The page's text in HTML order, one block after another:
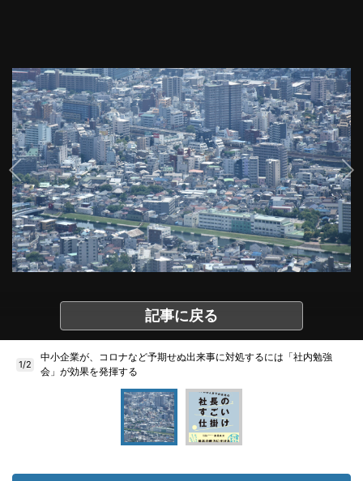
記事に戻る
1/2
中小企業が、コロナなど予期せぬ出来事に対処するには「社内勉強
会」が効果を発揮する